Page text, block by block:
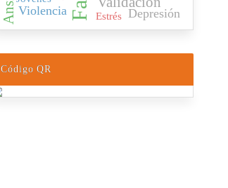
Depresión
Violencia Estrés
Código QR